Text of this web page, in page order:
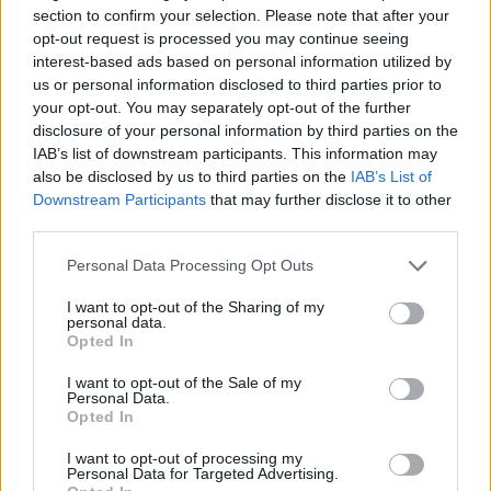
section to confirm your selection. Please note that after your
opt-out request is processed you may continue seeing
interest-based ads based on personal information utilized by
us or personal information disclosed to third parties prior to
your opt-out. You may separately opt-out of the further
disclosure of your personal information by third parties on the
IAB’s list of downstream participants. This information may
also be disclosed by us to third parties on the IAB’s List of
Downstream Participants that may further disclose it to other
Personal Data Processing Opt Outs
I want to opt-out of the Sharing of my
personal data.
Opted In
I want to opt-out of the Sale of my
Personal Data.
Opted In
I want to opt-out of processing my
Personal Data for Targeted Advertising.
κατάλληλο τόσο για εγκύους, όσο και για άτομα που πάσχουν από
αλλεργίες. Για αυτό και είναι 100% ασφαλές στη χρήση, τόσο για
τους τεχνίτες νυχιών, όσο και για τις πελάτισσες που τα
εφαρμόζουν.
Φιλικό προς το περιβάλλον.
Μη-εύφλεκτο υλικό.
Εφαρμογή:
Δεν “τρέχει” και δεν “μαζεύει”, κάνοντας την εφαρμογή πανεύκολη.
Τέλεια κάλυψη σε μία (1) μόνο στρώση.
Διάρκεια που ξεπερνά τις 4 εβδομάδες, εφόσον χρησιμοποιείται
Πολυμερίζεται τόσο σε λάμπα UV, όσο και σε LED.
Εύκολη αφαίρεση σε 5-7 λεπτά με καθαρό ασετόν, χωρίς να
προκαλείται φθορά στο φυσικό νύχι.
Συσκευασία:
Σε γυάλινη φιάλη των 15ml, με ειδική επεξεργασία που δεν
επιτρέπει τον πολυμερισμό του υλικού.
Αποτύπωση του χρώματος με σταγόνα στο μπροστινό μέρος της